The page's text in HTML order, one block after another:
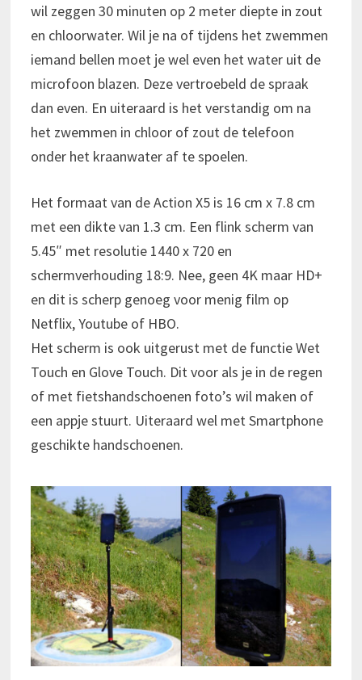
wil zeggen 30 minuten op 2 meter diepte in zout
en chloorwater. Wil je na of tijdens het zwemmen
iemand bellen moet je wel even het water uit de
microfoon blazen. Deze vertroebeld de spraak
dan even. En uiteraard is het verstandig om na
het zwemmen in chloor of zout de telefoon
onder het kraanwater af te spoelen.
Het formaat van de Action X5 is 16 cm x 7.8 cm
met een dikte van 1.3 cm. Een flink scherm van
5.45″ met resolutie 1440 x 720 en
schermverhouding 18:9. Nee, geen 4K maar HD+
en dit is scherp genoeg voor menig film op
Netflix, Youtube of HBO.
Het scherm is ook uitgerust met de functie Wet
Touch en Glove Touch. Dit voor als je in de regen
of met fietshandschoenen foto’s wil maken of
een appje stuurt. Uiteraard wel met Smartphone
geschikte handschoenen.